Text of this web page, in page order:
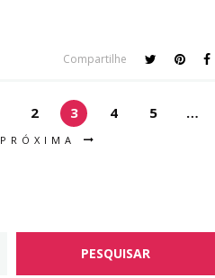
Compartilhe
2 3 4 5
…
PRÓXIMA
PESQUISAR